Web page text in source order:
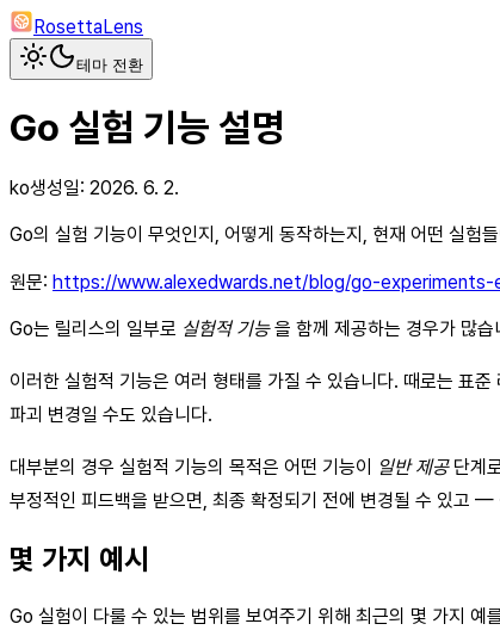
RosettaLens
테마 전환
Go 실험 기능 설명
ko생성일: 2026. 6. 2.
Go의 실험 기능이 무엇인지, 어떻게 동작하는지, 현재 어떤 실
원문: https://www.alexedwards.net/blog/go-experiments-
Go는 릴리스의 일부로 실험적 기능을 함께 제공하는 경우가 많습
이러한 실험적 기능은 여러 형태를 가질 수 있습니다. 때로는 표
파괴 변경일 수도 있습니다.
대부분의 경우 실험적 기능의 목적은 어떤 기능이 일반 제공단계
부정적인 피드백을 받으면, 최종 확정되기 전에 변경될 수 있고
몇 가지 예시
Go 실험이 다룰 수 있는 범위를 보여주기 위해 최근의 몇 가지 예